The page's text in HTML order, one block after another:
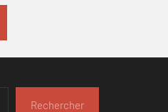
Rechercher